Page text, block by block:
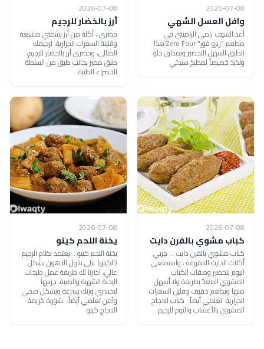
2026-07-08
وافل العسل الشهي
أعد الشيف رامي الراميني في
مطعم "زيرو فور" Zero Four هذا
الطبق السهل التحضير وبمذاق حلو
ولذيذ خصيصاً لمطبخ سيدتي
2026-07-08
أرز بالخضار للرجيم
حضري ، أكلة من أرز بسمتي مشبعة
وقليلة السعرات الحرارية، لرجيمك
المثالي، وحضري أرز بالخضار للرجيم،
طبق مميز بجانب طبق من السلطة
الخضراء الطيبة
2026-07-08
كباب مشوي بالفرن دايت
كباب مشوي بالفرن دايت ... جربي
أكلات الدايت المتنوعة ، واستمتعي
اليوم بتحضير وصفات الكباب
المشوي المعدّ بطريقة ولا أسهل
منها وبطعم خفيف وقليل السعرات
الحرارية تعلمي أيضاً: كباب الدجاج
المشوي بالأعشاب والثوم للرجيم
2026-07-08
يخنة اللحم كيتو
يخنة اللحم كيتو .. يعتمد نظام الرجيم
(الكيتو) على تناول الدهون بشكل
عالي، اخترنا لك طريقة عمل طبخات
اليخنة الشهية والطيبة، جربيها
لتخسري وزنك بسرعة وبشكل صحي
وآمن تعلمي أيضاً: شوربة كريمة
الدجاج كيتو